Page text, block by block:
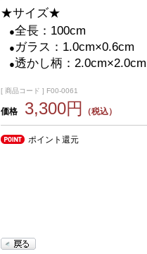
★サイズ★
●全長：100cm
● ガラス：1.0cm×0.6cm
●透かし柄：2.0cm×2.0cm
[ 商品コード ] F00-0061
価格 3,300円 （税込）
ポイント還元